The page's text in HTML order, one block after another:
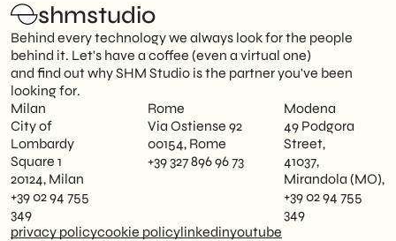
shmstudio
Behind every technology we always look for the people
behind it. Let's have a coffee (even a virtual one)
and find out why SHM Studio is the partner you've been
looking for.
Milan
City of
Lombardy
Square 1
20124, Milan
+39 02 94 755
349
Rome
Via Ostiense 92
00154, Rome
+39 327 896 96 73
Modena
49 Podgora
Street,
41037,
Mirandola (MO),
+39 02 94 755
349
privacy policycookie policylinkedinyoutube